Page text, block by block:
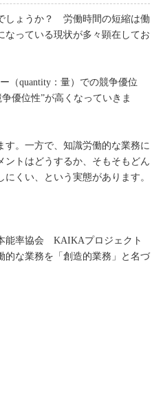
しょうか？ 労働時間の短縮は働
なっている現状が多々顕在してお
（quantity：量）での競争優位
優位性”が高くなっていきま
。一方で、知識労働的な業務に
ントはどうするか、そもそもどん
くい、という実態があります。
能率協会 KAIKAプロジェクト
的な業務を「創造的業務」と名づ